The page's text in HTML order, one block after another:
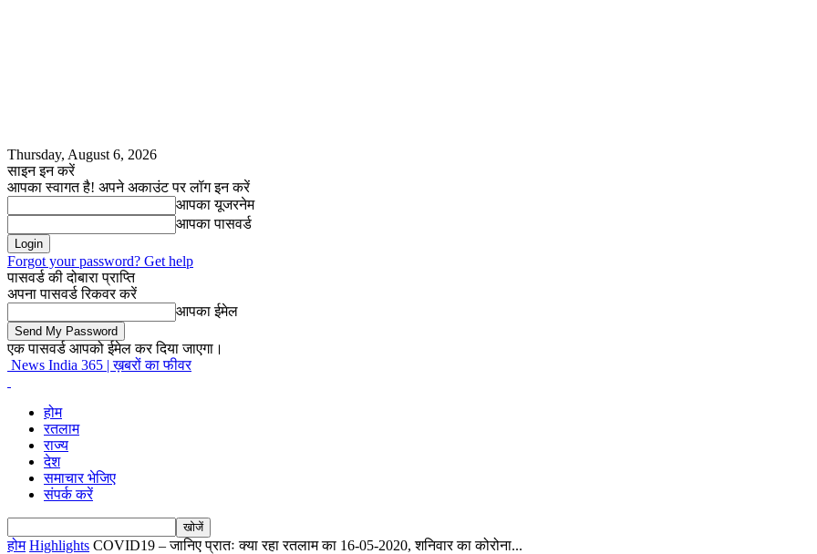
Thursday, August 6, 2026
साइन इन करें
आपका स्वागत है! अपने अकाउंट पर लॉग इन करें
आपका यूजरनेम
आपका पासवर्ड
Forgot your password? Get help
पासवर्ड की दोबारा प्राप्ति
अपना पासवर्ड रिकवर करें
आपका ईमेल
एक पासवर्ड आपको ईमेल कर दिया जाएगा।
News India 365 | ख़बरों का फीवर
होम
रतलाम
राज्य
देश
समाचार भेजिए
संपर्क करें
होम Highlights COVID19 – जानिए प्रातः क्या रहा रतलाम का 16-05-2020, शनिवार का कोरोना...